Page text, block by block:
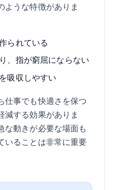
ような特徴がありま
られている
、指が窮屈にならない
吸収しやすい
仕事でも快適さを保つ
減する効果がありま
な動きが必要な場面も
いることは非常に重要